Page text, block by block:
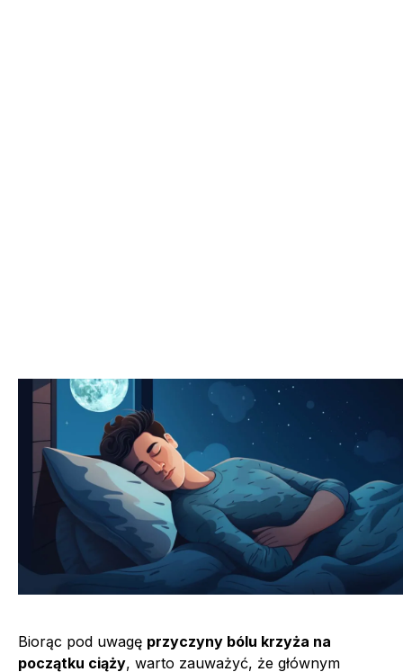
Biorąc pod uwagę przyczyny bólu krzyża na
początku ciąży, warto zauważyć, że głównym